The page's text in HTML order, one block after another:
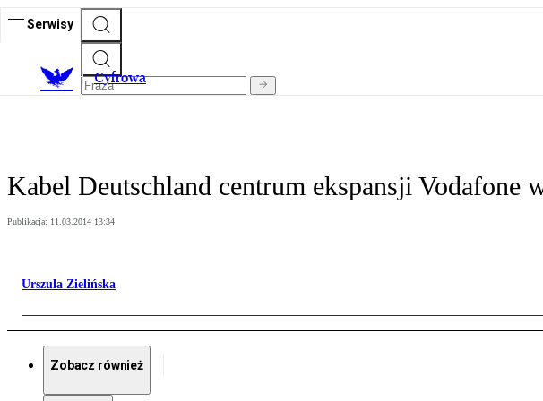
Serwisy
Cyfrowa
Kabel Deutschland centrum ekspansji Vodafone
Publikacja: 11.03.2014 13:34
Urszula Zielińska
Zobacz również